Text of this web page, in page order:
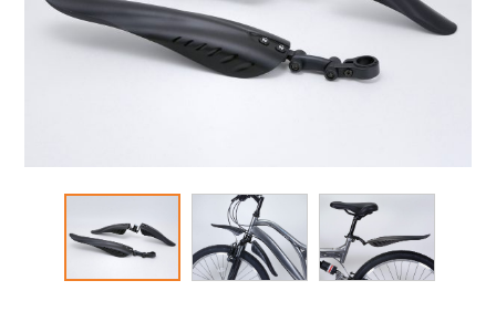
キャリヤ
スポーツ小物
サイクルグッズ
カミオジャパン
キャットアイ
ジェントス
シマノ
ジョイパレット